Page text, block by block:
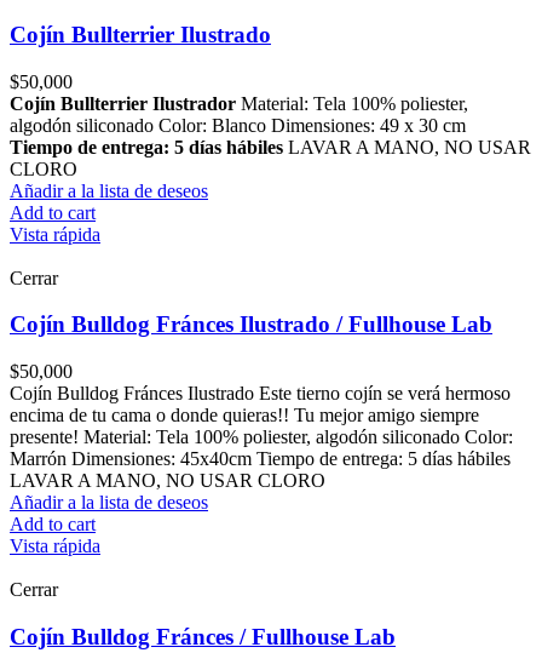
Cojín Bullterrier Ilustrado
$50,000
Cojín Bullterrier Ilustrador Material: Tela 100% poliester,
algodón siliconado Color: Blanco Dimensiones: 49 x 30 cm
Tiempo de entrega: 5 días hábiles LAVAR A MANO, NO USAR
CLORO
Añadir a la lista de deseos
Add to cart
Vista rápida
Cerrar
Cojín Bulldog Fránces Ilustrado / Fullhouse Lab
$50,000
Cojín Bulldog Fránces Ilustrado Este tierno cojín se verá hermoso
encima de tu cama o donde quieras!! Tu mejor amigo siempre
presente! Material: Tela 100% poliester, algodón siliconado Color:
Marrón Dimensiones: 45x40cm Tiempo de entrega: 5 días hábiles
LAVAR A MANO, NO USAR CLORO
Añadir a la lista de deseos
Add to cart
Vista rápida
Cerrar
Cojín Bulldog Fránces / Fullhouse Lab